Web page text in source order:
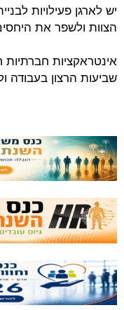
יש לארגן פעילויות
הצוות ולשפר את
אינטראקציות חברתיות
שביעות הרצון בעבודה